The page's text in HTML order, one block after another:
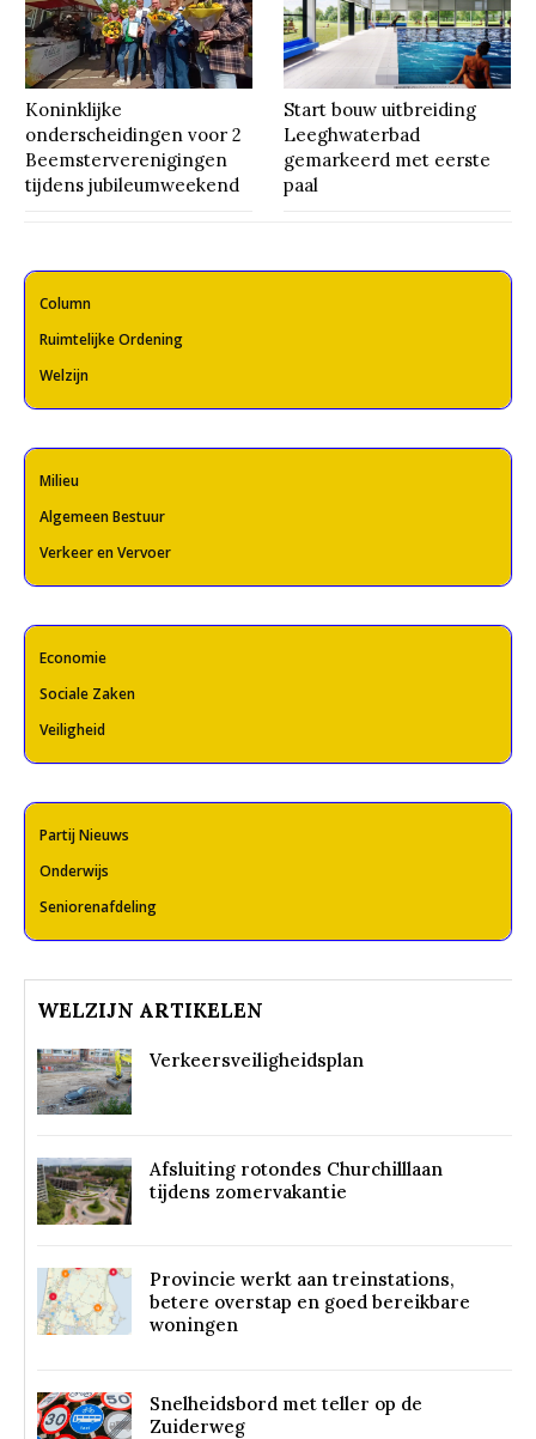
Koninklijke
onderscheidingen voor 2
Beemsterverenigingen
tijdens jubileumweekend
Start bouw uitbreiding
Leeghwaterbad
gemarkeerd met eerste
paal
Column
Ruimtelijke Ordening
Welzijn
Milieu
Algemeen Bestuur
Verkeer en Vervoer
Economie
Sociale Zaken
Veiligheid
Partij Nieuws
Onderwijs
Seniorenafdeling
WELZIJN ARTIKELEN
Verkeersveiligheidsplan
Afsluiting rotondes Churchilllaan
tijdens zomervakantie
Provincie werkt aan treinstations,
betere overstap en goed bereikbare
woningen
Snelheidsbord met teller op de
Zuiderweg